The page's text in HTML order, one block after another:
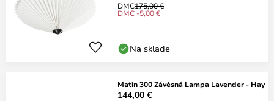
DMC175,00 €
DMC -5,00 €
Na sklade
Matin 300 Závěsná Lampa Lavender - Hay
144,00 €